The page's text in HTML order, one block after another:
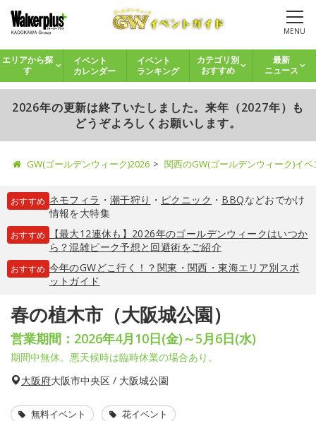
MENU
エリアから探
す
イベント
カレンダー
イベント
ランキング
カテゴリ別
おすすめ
最新
ニュース
2026年の更新は終了いたしました。来年（2027年）も
どうぞよろしくお願いします。
GW(ゴールデンウィーク)2026 関西のGW(ゴールデンウィーク)イ
おすすめ ネモフィラ ・ 潮干狩り ・ ピクニック ・ BBQなどおでかけ
情報を大特集
おすすめ
【最大12連休も】2026年のゴールデンウィークはいつか
ら？混雑ピーク予想と回避術をご紹介
おすすめ 今年のGWどこ行く！？関東・関西・東海エリア別スポ
ットガイド
春の植木市（大阪城公園）
営業期間：2026年4月10日(金)～5月6日(水)
期間中無休。悪天候時は臨時休業の場合あり。
大阪府大阪市中央区 / 大阪城公園
無料イベント 花イベント